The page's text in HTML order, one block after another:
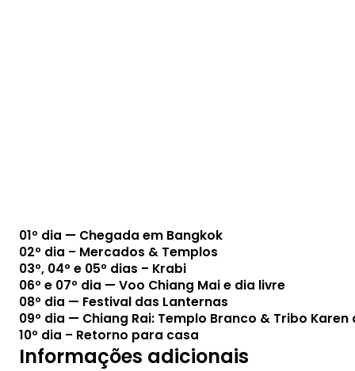
01º dia — Chegada em Bangkok
02º dia – Mercados & Templos
03º, 04º e 05º dias – Krabi
06º e 07º dia — Voo Chiang Mai e dia livre
08º dia — Festival das Lanternas
09º dia — Chiang Rai: Templo Branco & Tribo
10º dia – Retorno para casa
Informações adicionais